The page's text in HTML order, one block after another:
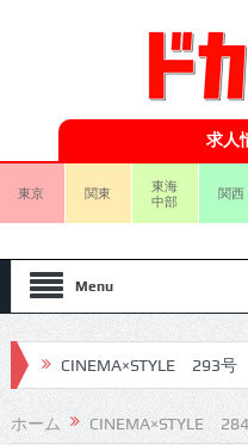
求人
東京 関東
東海
中部
関西
Menu
CINEMA×STYLE 293号
CINEMA×STYLE 292号
ホーム CINEMA×STYLE